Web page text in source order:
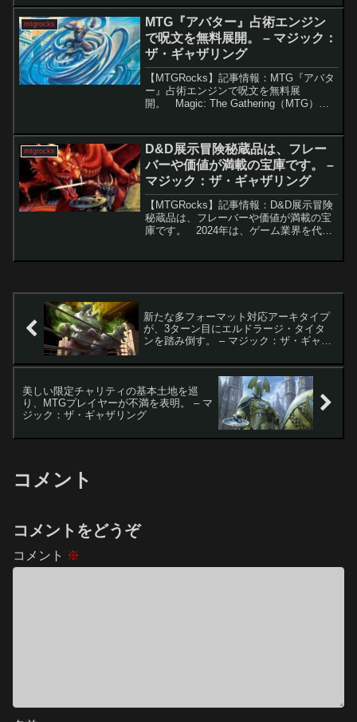
絆」の価格高騰『ストリクスヘイヴンの
秘密』に関連する...
mtgrocks
MTG『アバター』占術エンジン
で呪文を無料展開。 – マジック：
ザ・ギャザリング
【MTGRocks】記事情報：MTG『アバタ
ー』占術エンジンで呪文を無料展
開。 Magic: The Gathering（MTG）に
た神話レアのアーティファクトカー...
mtgrocks
D&D展示冒険秘蔵品は、フレー
バーや価値が満載の宝庫です。 –
マジック：ザ・ギャザリング
【MTGRocks】記事情報：D&D展示冒険
秘蔵品は、フレーバーや価値が満載の宝
庫です。 2024年は、ゲーム業界を代表
新たな多フォーマット対応アーキタイプ
が、3ターン目にエルドラージ・タイタ
ンを踏み倒す。 – マジック：ザ・ギャザ
美しい限定チャリティの基本土地を巡
り、MTGプレイヤーが不満を表明。 – マ
ジック：ザ・ギャザリング
コメント
コメントをどうぞ
コメント ※